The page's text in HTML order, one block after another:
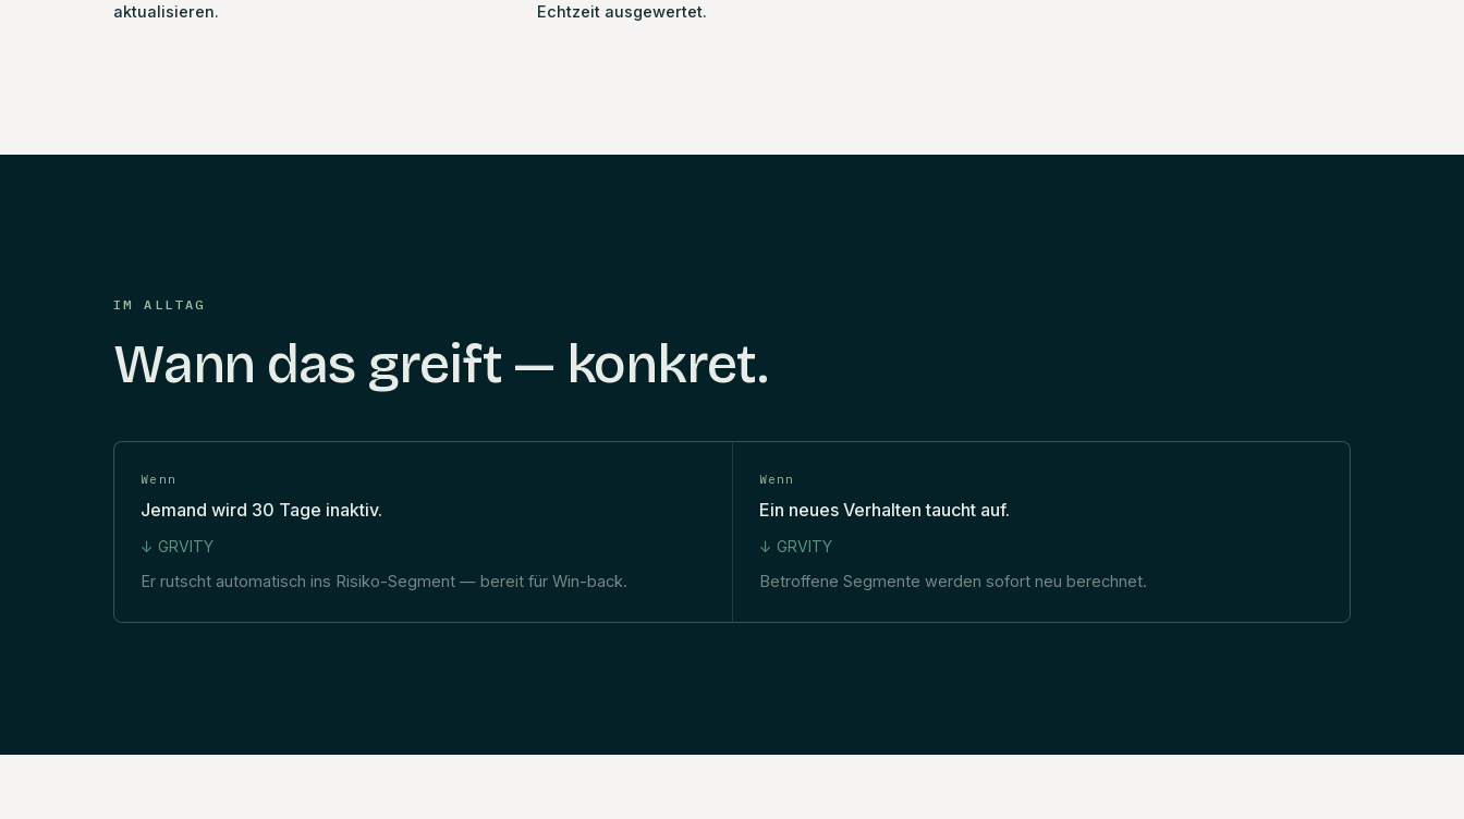
aktualisieren.
Echtzeit ausgewertet.
IM ALLTAG
Wann das greift — konkret.
Wenn
Jemand wird 30 Tage inaktiv.
↓ GRVITY
Er rutscht automatisch ins Risiko-Segment — bereit für Win-back.
Wenn
Ein neues Verhalten taucht auf.
↓ GRVITY
Betroffene Segmente werden sofort neu berechnet.